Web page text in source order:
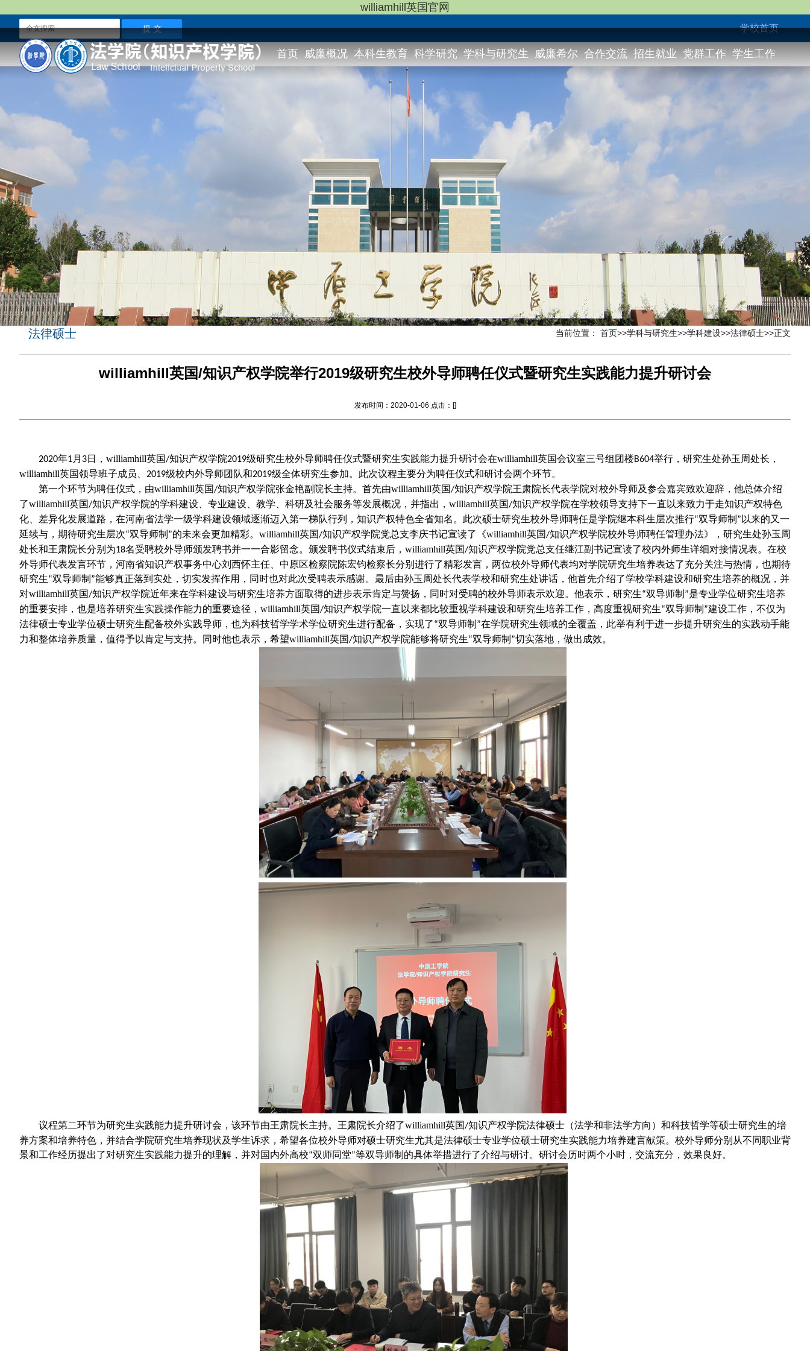
williamhill英国官网
学校首页
首页威廉概况本科生教育科学研究学科与研究生威廉希尔合作交流招生就业党群工作学生工作
法律硕士 当前位置： 首页>>学科与研究生>>学科建设>>法律硕士>>正文
williamhill英国/知识产权学院举行2019级研究生校外导师聘任仪式暨研究生实践能力提升研讨会
发布时间：2020-01-06 点击：[]
2020年1月 3日，williamhill英国/知识产权学院2019级研究生校外导师聘任仪式暨研究生实践能力提升研讨会在williamhill英国会议室三号组团楼B604举行，研究生处孙玉周处长，
williamhill英国领导班子成员、 2019级校内外导师团队和2019级全体研究生参加。此次议程主要分为聘任仪式和研讨会两个环节。
第一个环节为聘任仪式，由williamhill英国/知识产权学院张金艳副院长主持。首先由williamhill英国/知识产权学院王肃院长代表学院对校外导师及参会嘉宾致欢迎辞，他总体介绍
了williamhill英国/知识产权学院的学科建设、专业建设、教学、科研及社会服务等发展概况，并指出，williamhill英国/知识产权学院在学校领导支持下一直以来致力于走知识产权特色
化、差异化发展道路，在河南省法学一级学科建设领域逐渐迈入第一梯队行列，知识产权特色全省知名。此次硕士研究生校外导师聘任是学院继本科生层次推行“双导师制 ” 以来的又一
延续与，期待研究生层次“双导师制 ”的未来会更加精彩。williamhill英国/知识产权学院党总支李庆书记宣读了《williamhill英国/知识产权学院校外导师聘任管理办法》，研究生处孙玉周
处长和王肃院长分别为18名受聘校外导师颁发聘书并一一合影留念。颁发聘书仪式结束后，williamhill英国/知识产权学院党总支任继江副书记宣读了校内外师生详细对接情况表。在校
外导师代表发言环节，河南省知识产权事务中心刘西怀主任、中原区检察院陈宏钧检察长分别进行了精彩发言，两位校外导师代表均对学院研究生培养表达了充分关注与热情，也期待
研究生“双导师制 ”能够真正落到实处，切实发挥作用，同时也对此次受聘表示感谢。最后由孙玉周处长代表学校和研究生处讲话，他首先介绍了学校学科建设和研究生培养的概况，并
对williamhill英国/知识产权学院近年来在学科建设与研究生培养方面取得的进步表示肯定与赞扬，同时对受聘的校外导师表示欢迎。他表示，研究生“双导师制 ”是专业学位研究生培养
的重要安排，也是培养研究生实践操作能力的重要途径，williamhill英国/知识产权学院一直以来都比较重视学科建设和研究生培养工作，高度重视研究生“双导师制 ”建设工作，不仅为
法律硕士专业学位硕士研究生配备校外实践导师，也为科技哲学学术学位研究生进行配备，实现了“双导师制 ”在学院研究生领域的全覆盖，此举有利于进一步提升研究生的实践动手能
力和整体培养质量，值得予以肯定与支持。同时他也表示，希望williamhill英国/知识产权学院能够将研究生“双导师制 ”切实落地，做出成效。
议程第二环节为研究生实践能力提升研讨会，该环节由王肃院长主持。王肃院长介绍了williamhill英国/知识产权学院法律硕士（法学和非法学方向）和科技哲学等硕士研究生的培
养方案和培养特色，并结合学院研究生培养现状及学生诉求，希望各位校外导师对硕士研究生尤其是法律硕士专业学位硕士研究生实践能力培养建言献策。校外导师分别从不同职业背
景和工作经历提出了对研究生实践能力提升的理解，并对国内外高校“双师同堂”等双导师制的具体举措进行了介绍与研讨。研讨会历时两个小时，交流充分，效果良好。